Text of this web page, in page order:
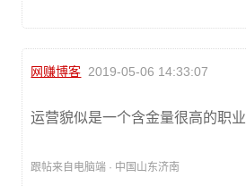
网赚博客 2019-05-06 14:33:07
运营貌似是一个含金量很高的职业
跟帖来自电脑端 · 中国山东济南